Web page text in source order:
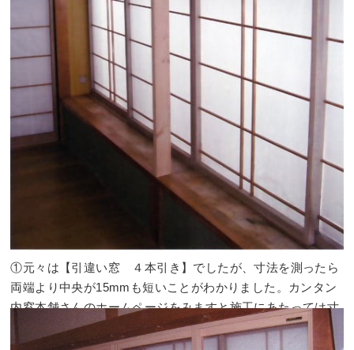
①元々は【引違い窓 ４本引き】でしたが、寸法を測ったら
両端より中央が15mmも短いことがわかりました。カンタン
内窓本舗さんのホームページをみますと施工にあたっては寸
法の差が5mm以内とか。そこで急遽4本引きの中央にジャッ
キをかけ38mm X 88mmの木材を取り付け【引違い窓 ２本